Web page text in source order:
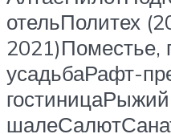
отельПолитех
2021)Поместье,
усадьбаРафт-
гостиницаРыжий